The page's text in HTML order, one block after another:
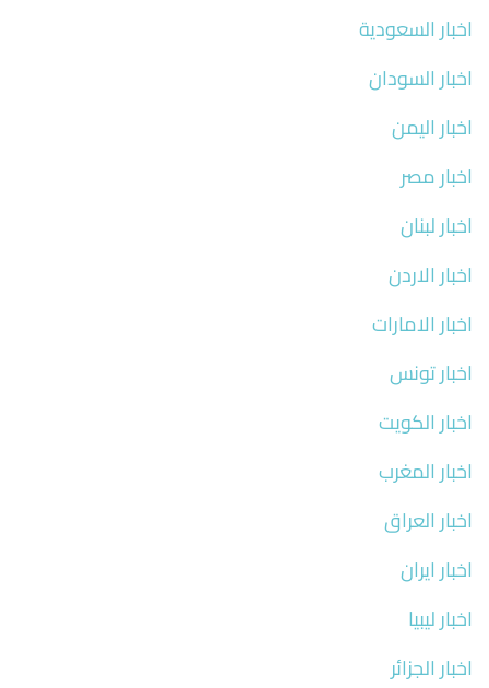
اخبار السعودية
اخبار السودان
اخبار اليمن
اخبار مصر
اخبار لبنان
اخبار الاردن
اخبار الامارات
اخبار تونس
اخبار الكويت
اخبار المغرب
اخبار العراق
اخبار ايران
اخبار ليبيا
اخبار الجزائر